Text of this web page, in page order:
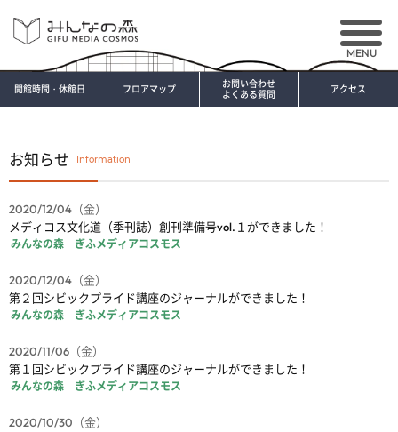
アクセス
開館時間・休館日 フロアマップ
お問い合わせ
よくある質問
MENU
お知らせ
2020/12/04（金）
メディコス文化道（季刊誌）創刊準備号vol.１ができました！
みんなの森 ぎふメディアコスモス
2020/12/04（金）
第２回シビックプライド講座のジャーナルができました！
みんなの森 ぎふメディアコスモス
2020/11/06（金）
第１回シビックプライド講座のジャーナルができました！
みんなの森 ぎふメディアコスモス
2020/10/30（金）